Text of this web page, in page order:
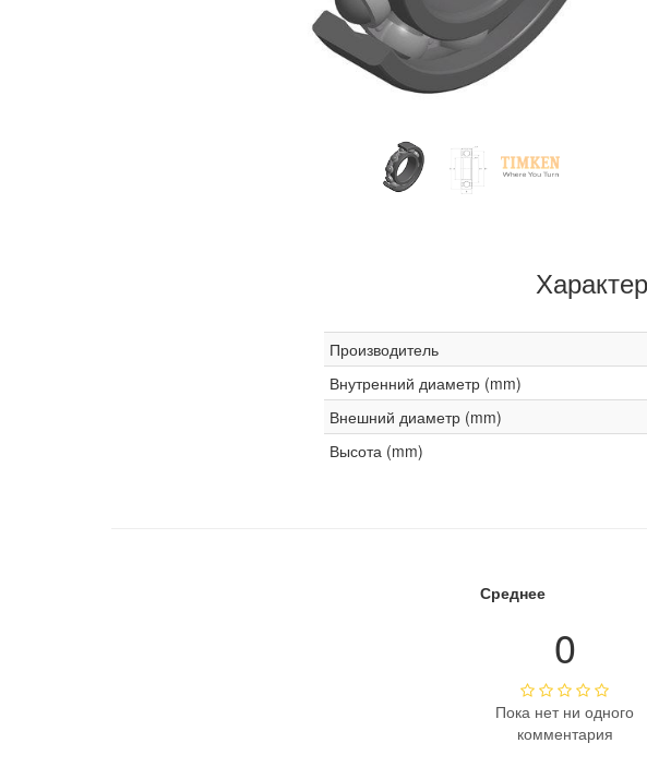
Производитель
Внутренний диаметр (mm)
Внешний диаметр (mm)
Высота (mm)
Среднее
0
Пока нет ни одного
комментария